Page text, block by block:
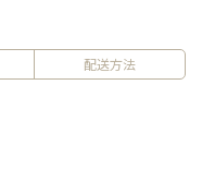
配送方法